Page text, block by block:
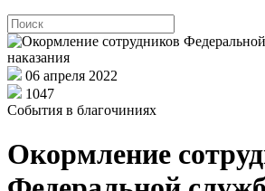
06 апреля 2022
1047
События в благочиниях
Окормление